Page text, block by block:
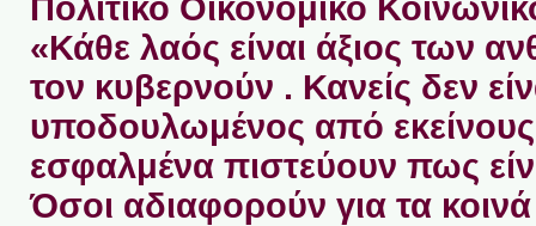
Πολιτικό Οικονομικό
«Κάθε λαός είναι άξιος των
τον κυβερνούν . Κανείς δεν
υποδουλωμένος από
εσφαλμένα πιστεύουν πως
Όσοι αδιαφορούν για τα κοινά